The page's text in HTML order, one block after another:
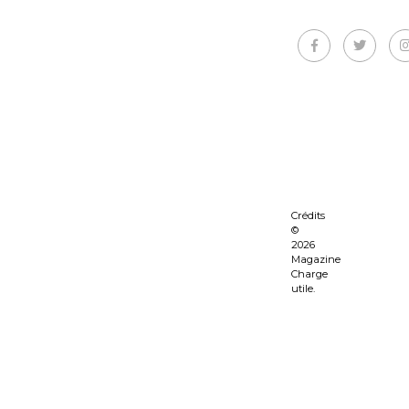
Crédits
©
2026
Magazine
Charge
utile.